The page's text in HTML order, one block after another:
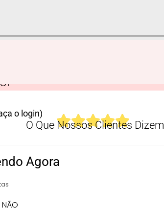
O Que Nossos Clientes Dizem
o login)
Agora
NÃO